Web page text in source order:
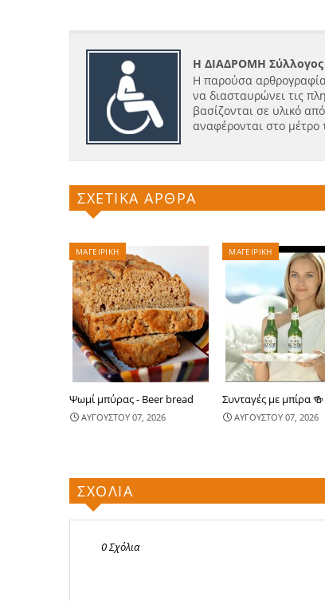
Η ΔΙΑΔΡΟΜΗ
Η παρούσα
να διασταυρώνει τις
βασίζονται σε υλικό
αναφέρονται στο μέτρο
ΣΧΕΤΙΚΑ ΑΡΘΡΑ
ΜΑΓΕΙΡΙΚΗ
Ψωμί μπύρας - Beer bread
ΑΥΓΟΥΣΤΟΥ 07, 2026
ΜΑΓΕΙΡΙΚΗ
Συνταγές με μπίρα 🍻
ΑΥΓΟΥΣΤΟΥ 07, 2026
ΣΧΟΛΙΑ
0 Σχόλια